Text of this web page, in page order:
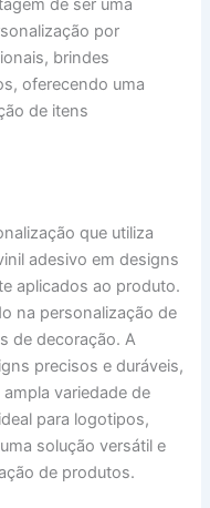
por
brindes
oferecendo uma
de itens
que utiliza
adesivo em designs
aplicados ao produto.
na personalização de
de decoração. A
precisos e duráveis,
variedade de
para logotipos,
solução versátil e
de produtos.